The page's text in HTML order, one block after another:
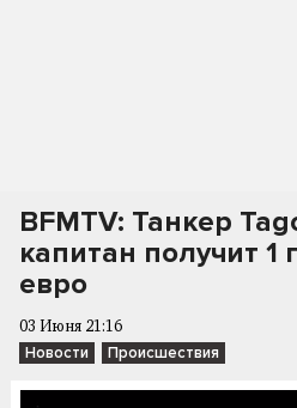
BFMTV: Танкер
капитан получит 1
евро
03 Июня 21:16
Новости Происшествия